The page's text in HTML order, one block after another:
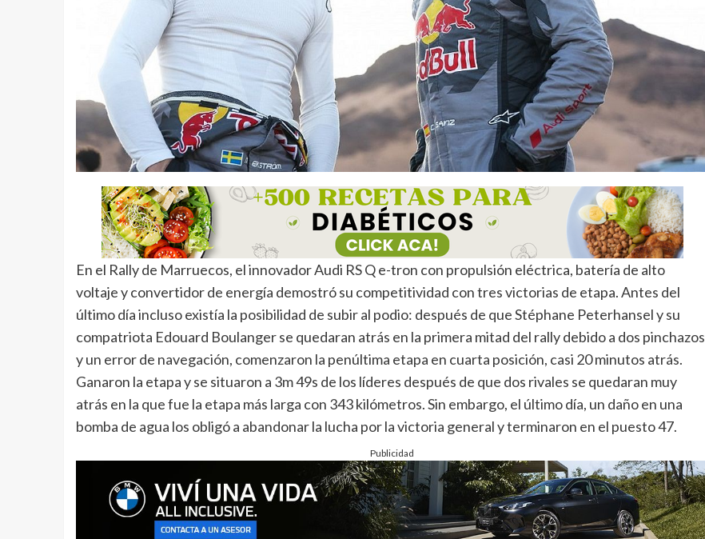
En el Rally de Marruecos, el innovador Audi RS Q e-tron con propulsión eléctrica, batería de alto
voltaje y convertidor de energía demostró su competitividad con tres victorias de etapa. Antes del
último día incluso existía la posibilidad de subir al podio: después de que Stéphane Peterhansel y su
compatriota Edouard Boulanger se quedaran atrás en la primera mitad del rally debido a dos pinchazos
y un error de navegación, comenzaron la penúltima etapa en cuarta posición, casi 20 minutos atrás.
Ganaron la etapa y se situaron a 3m 49s de los líderes después de que dos rivales se quedaran muy
atrás en la que fue la etapa más larga con 343 kilómetros. Sin embargo, el último día, un daño en una
bomba de agua los obligó a abandonar la lucha por la victoria general y terminaron en el puesto 47.
Publicidad